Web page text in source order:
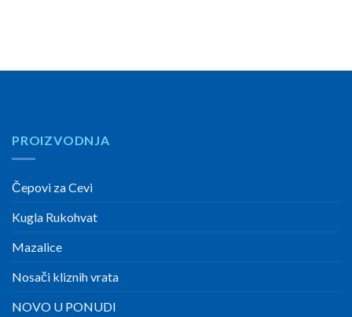
PROIZVODNJA
Čepovi za Cevi
Kugla Rukohvat
Mazalice
Nosači kliznih vrata
NOVO U PONUDI